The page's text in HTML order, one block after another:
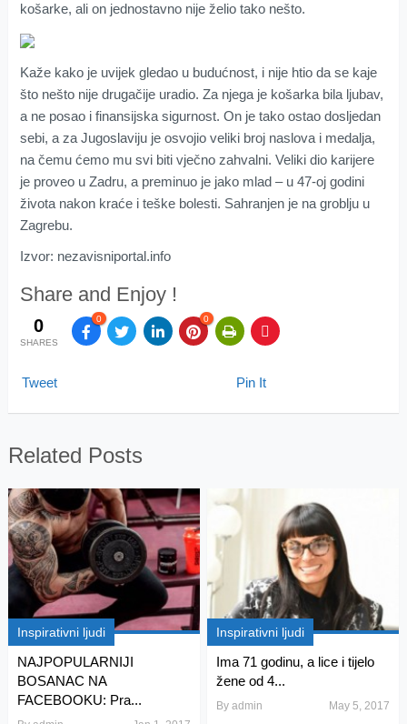
košarke, ali on jednostavno nije želio tako nešto.
Kaže kako je uvijek gledao u budućnost, i nije htio da se kaje
što nešto nije drugačije uradio. Za njega je košarka bila ljubav,
a ne posao i finansijska sigurnost. On je tako ostao dosljedan
sebi, a za Jugoslaviju je osvojio veliki broj naslova i medalja,
na čemu ćemo mu svi biti vječno zahvalni. Veliki dio karijere
je proveo u Zadru, a preminuo je jako mlad – u 47-oj godini
života nakon kraće i teške bolesti. Sahranjen je na groblju u
Zagrebu.
Izvor: nezavisniportal.info
Share and Enjoy !
0
SHARES
0 0
Tweet Pin It
Related Posts
Inspirativni ljudi
NAJPOPULARNIJI
BOSANAC NA
FACEBOOKU: Pra...
Inspirativni ljudi
Ima 71 godinu, a lice i tijelo
žene od 4...
Byadmin May 5, 2017